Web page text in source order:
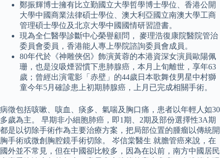
鄭振輝博士擁有比立勤國立大學哲學博士學位、香港公開
大學中國商業法律碩士學位、澳大利亞國立南澳大學工商
管理碩士學位及北京大學中國國情研習證書。
現為全仁醫學診斷中心榮譽顧問， 麥理浩復康院醫院管治
委員會委員，香港能人專上學院諮詢委員會成員。
80年代於《神雕俠侶》飾演黃蓉的本港資深女演員歐陽佩
珊，也是沒吸煙習慣下患肺腺癌，本月上旬離世，享年63
歲；曾經出演電影「赤壁」的44歲日本歌舞伎男星中村獅
童今年5月確診患上初期肺腺癌，上月已完成相關手術。
病徵包括咳嗽、咳血、痰多、氣喘及胸口痛，患者以年輕人如30
多歲為主。 早期非小細胞肺癌，即1期、2期及部份選擇性3A期
都是以切除手術作為主要治療方案，把局部位置的腫瘤以傳統開
胸手術或微創胸腔鏡手術切除。 岑信棠醫生 就膽管癌來說，在
國外並不常見，但在中國卻比較多，因為在以前，南方中國居民